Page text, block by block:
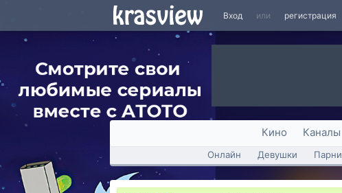
Вход или регистрация
Кино Каналы
Онлайн Девушки Парни